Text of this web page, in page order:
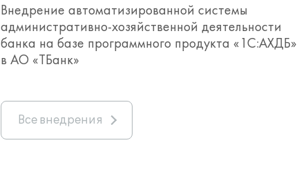
Внедрение автоматизированной системы
административно-хозяйственной деятельности
банка на базе программного продукта «1С:АХДБ»
в АО «ТБанк»
Все внедрения